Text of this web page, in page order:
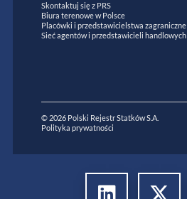
Skontaktuj się z PRS
Biura terenowe w Polsce
Placówki i przedstawicielstwa zagraniczne
Sieć agentów i przedstawicieli handlowych
© 2026 Polski Rejestr Statków S.A.
Polityka prywatności